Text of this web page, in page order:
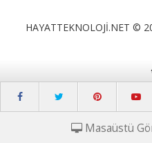
HAYATTEKNOLOJİ.NET ©
Masaüstü